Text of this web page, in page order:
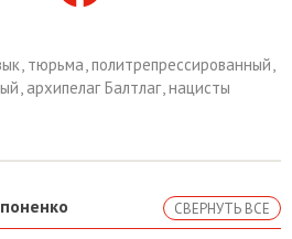
, тюрьма,политрепрессированный,
, архипелаг Балтлаг,нацисты
СВЕРНУТЬ ВСЕ